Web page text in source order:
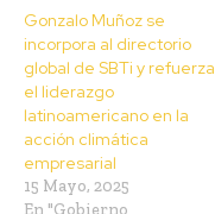
Gonzalo Muñoz se
incorpora al directorio
global de SBTi y refuerza
el liderazgo
latinoamericano en la
acción climática
empresarial
15 Mayo, 2025
En "Gobierno